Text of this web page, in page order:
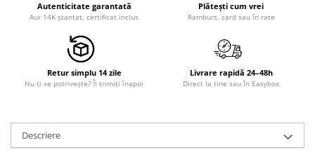
Autenticitate garantată
Aur 14K ștanțat, certificat inclus
Plătești cum vrei
Ramburs, card sau în rate
Retur simplu 14 zile
Nu ți se potrivește? Îl trimiți înapoi
Livrare rapidă 24–48h
Direct la tine sau în Easybox
Descriere